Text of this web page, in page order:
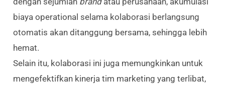
biaya operational selama kolaborasi berlangsung
otomatis akan ditanggung bersama, sehingga lebih
hemat.
Selain itu, kolaborasi ini juga memungkinkan untuk
mengefektifkan kinerja tim marketing yang terlibat,